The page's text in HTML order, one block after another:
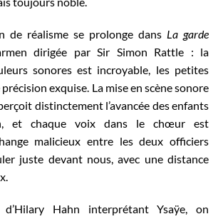
de réalisme se prolonge dans La garde
dirigée par Sir Simon Rattle : la
sonores est incroyable, les petites
exquise. La mise en scène sonore
distinctement l’avancée des enfants
et chaque voix dans le chœur est
malicieux entre les deux officiers
juste devant nous, avec une distance
Hahn interprétant Ysaÿe, on